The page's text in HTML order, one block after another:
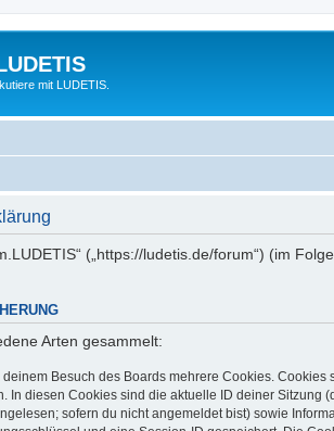
mit LUDETIS.
(„https://ludetis.de/forum“) (im
Arten gesammelt:
Besuch des Boards mehrere Cookies.
In diesen Cookies sind die aktuelle ID deiner
sofern du nicht angemeldet bist) sowie